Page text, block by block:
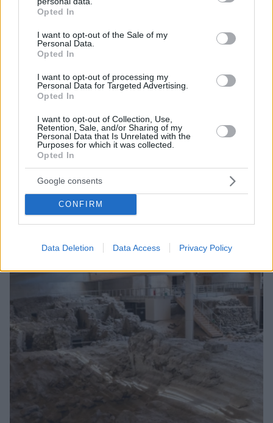
grant or deny consent to Google and its third-party tags to
use your data for below specified purposes in below Google
consent section.
Opted In
I want to opt-out of the Sale of my
Personal Data.
Opted In
I want to opt-out of processing my
Personal Data for Targeted Advertising.
Opted In
I want to opt-out of Collection, Use,
Retention, Sale, and/or Sharing of my
Personal Data that Is Unrelated with the
Purposes for which it was collected.
Opted In
Google consents
CONFIRM
Data Deletion Data Access Privacy Policy
Μαγειρεύουμε με αυγά: 7 συνταγές που …τα σπάνε
Γερμανία: Μη επανδρωμένα αεροσκάφη εθεάθησαν
πάνω από στρατιωτική βάση
08.08.2026, 23:56
Θετικές οι συνομιλίες με το Ιράν για τα Στενά του
Ορμούζ, λέει το Ομάν
08.08.2026, 23:53
ΔΕΙΤΕ ΟΛΕΣ ΤΙΣ ΕΙΔΗΣΕΙΣ
ΤΑ ΠΙΟ ΔΗΜΟΦΙΛΗ